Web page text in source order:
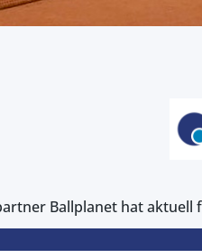
Ballplanet hat aktuell